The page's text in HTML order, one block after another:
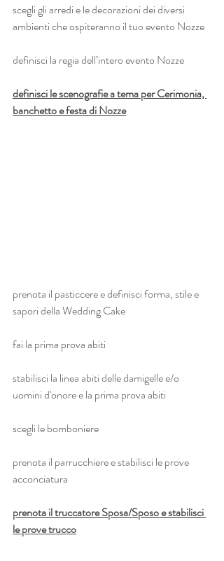
scegli gli arredi e le decorazioni dei diversi
ambienti che ospiteranno il tuo evento Nozze
definisci la regia dell’intero evento Nozze
definisci le scenografie a tema per Cerimonia,
banchetto e festa di Nozze
prenota il pasticcere e definisci forma, stile e
sapori della Wedding Cake
fai la prima prova abiti
stabilisci la linea abiti delle damigelle e/o
uomini d'onore e la prima prova abiti
scegli le bomboniere
prenota il parrucchiere e stabilisci le prove
acconciatura
prenota il truccatore Sposa/Sposo e stabilisci
le prove trucco